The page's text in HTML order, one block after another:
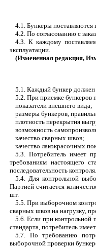
4.1. Бункеры поставляются
4.2. По согласованию с
4.3. К каждому
эксплуатации.
(Измененная редакция,
5.1. Каждый бункер должен
5.2. При приемке бункеров
показатели внешнего вида;
размеры бункеров,
плотность перекрытия
возможность
качество сварных швов;
качество лакокрасочных
5.3. Потребитель имеет
требованиям настоящего
последовательность контроля.
5.4. Для контрольной
Партией считается
шт.
5.5. При выборочном
сварных швов на нагрузку,
5.6. Если при контрольной
стандарта, потребитель
5.7. По требованию
выборочной проверки